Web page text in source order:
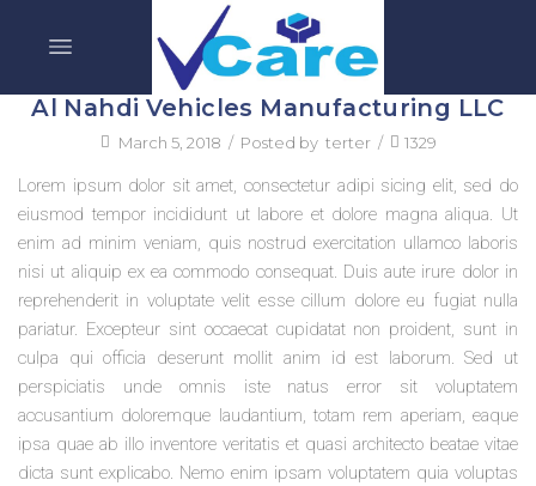
Al Nahdi Vehicles Manufacturing LLC
March 5, 2018 / Posted by terter / 1329
Lorem ipsum dolor sit amet, consectetur adipi sicing elit, sed do
eiusmod tempor incididunt ut labore et dolore magna aliqua. Ut
enim ad minim veniam, quis nostrud exercitation ullamco laboris
nisi ut aliquip ex ea commodo consequat. Duis aute irure dolor in
reprehenderit in voluptate velit esse cillum dolore eu fugiat nulla
pariatur. Excepteur sint occaecat cupidatat non proident, sunt in
culpa qui officia deserunt mollit anim id est laborum. Sed ut
perspiciatis unde omnis iste natus error sit voluptatem
accusantium doloremque laudantium, totam rem aperiam, eaque
ipsa quae ab illo inventore veritatis et quasi architecto beatae vitae
dicta sunt explicabo. Nemo enim ipsam voluptatem quia voluptas